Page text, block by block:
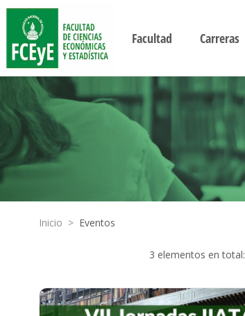
Facultad Carreras
Inicio > Eventos
3 elementos en total: